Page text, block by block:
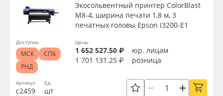
Артикул
с2459
Экосольвентный принтер ColorBlast
M8-4, ширина печати 1,8 м, 3
печатных головы Epson I3200-Е1
Ед.
шт
Цены
1 652 527.50 ₽
юр. лицам
1 701 131.25 ₽
розница
Доступно
МСК
СПБ
РНД